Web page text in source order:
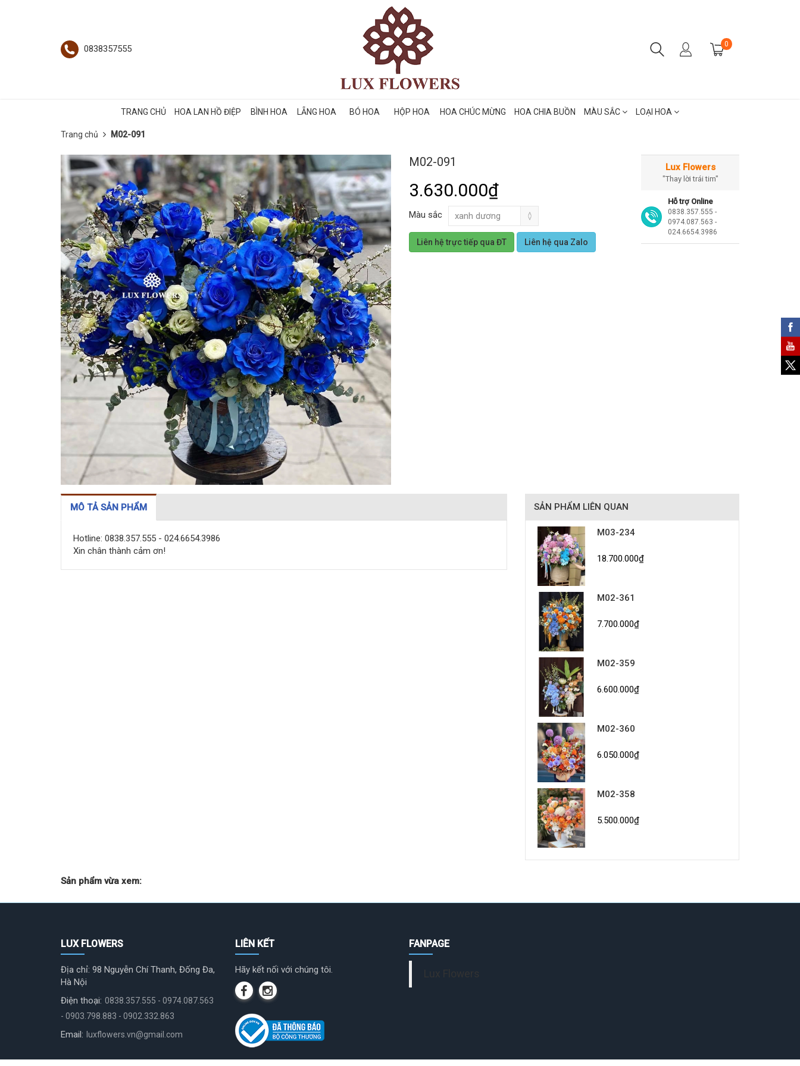
0838357555 0
TRANG CHỦ HOA LAN HỒ ĐIỆP BÌNH HOA LẴNG HOA BÓ HOA HỘP HOA HOA CHÚC MỪNG HOA CHIA BUỒN MÀU SẮC LOẠI HOA
Trang chủ M02-091
M02-091
3.630.000₫
Màu sắc
Liên hệ trực tiếp qua ĐT Liên hệ qua Zalo
Lux Flowers
"Thay lời trái tim"
Hỗ trợ Online
0838.357.555 -
0974.087.563 -
024.6654.3986
MÔ TẢ SẢN PHẨM
Hotline: 0838.357.555 - 024.6654.3986
Xin chân thành cảm ơn!
SẢN PHẨM LIÊN QUAN
M03-234
18.700.000₫
M02-361
7.700.000₫
M02-359
6.600.000₫
M02-360
6.050.000₫
M02-358
5.500.000₫
Sản phẩm vừa xem:
LUX FLOWERS
Địa chỉ: 98 Nguyễn Chí Thanh, Đống Đa,
Hà Nội
Điện thoại: 0838.357.555 - 0974.087.563
- 0903.798.883 - 0902.332.863
Email: luxflowers.vn@gmail.com
LIÊN KẾT
Hãy kết nối với chúng tôi.
FANPAGE
Lux Flowers